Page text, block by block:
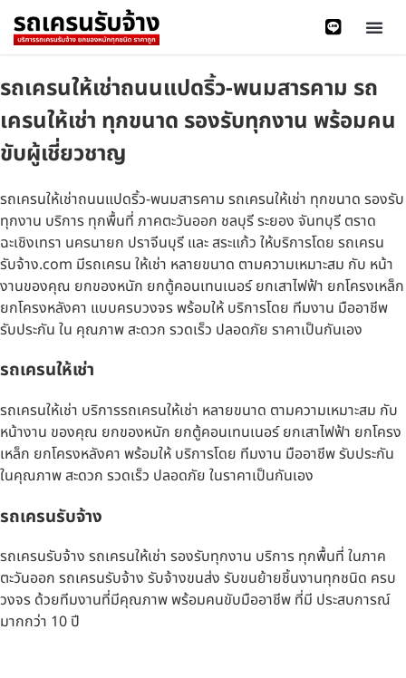
รถเครนให้เช่าถนนแปดริ้ว-พนมสารคาม รถ
เครนให้เช่า ทุกขนาด รองรับทุกงาน พร้อมคน
ขับผู้เชี่ยวชาญ
รถเครนให้เช่าถนนแปดริ้ว-พนมสารคาม รถเครนให้เช่า ทุกขนาด รองรับ
ทุกงาน บริการ ทุกพื้นที่ ภาคตะวันออก ชลบุรี ระยอง จันทบุรี ตราด
ฉะเชิงเทรา นครนายก ปราจีนบุรี และ สระแก้ว ให้บริการโดย รถเครน
รับจ้าง.com มีรถเครน ให้เช่า หลายขนาด ตามความเหมาะสม กับ หน้า
งานของคุณ ยกของหนัก ยกตู้คอนเทนเนอร์ ยกเสาไฟฟ้า ยกโครงเหล็ก
ยกโครงหลังคา แบบครบวงจร พร้อมให้ บริการโดย ทีมงาน มืออาชีพ
รับประกัน ใน คุณภาพ สะดวก รวดเร็ว ปลอดภัย ราคาเป็นกันเอง
รถเครนให้เช่า
รถเครนให้เช่า บริการรถเครนให้เช่า หลายขนาด ตามความเหมาะสม กับ
หน้างาน ของคุณ ยกของหนัก ยกตู้คอนเทนเนอร์ ยกเสาไฟฟ้า ยกโครง
เหล็ก ยกโครงหลังคา พร้อมให้ บริการโดย ทีมงาน มืออาชีพ รับประกัน
ในคุณภาพ สะดวก รวดเร็ว ปลอดภัย ในราคาเป็นกันเอง
รถเครนรับจ้าง
รถเครนรับจ้าง รถเครนให้เช่า รองรับทุกงาน บริการ ทุกพื้นที่ ในภาค
ตะวันออก รถเครนรับจ้าง รับจ้างขนส่ง รับขนย้ายชิ้นงานทุกชนิด ครบ
วงจร ด้วยทีมงานที่มีคุณภาพ พร้อมคนขับมืออาชีพ ที่มี ประสบการณ์
มากกว่า 10 ปี